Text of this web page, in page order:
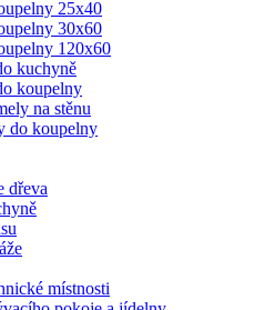
25x40
30x60
120x60
kuchyně
koupelny
na stěnu
do koupelny
dřeva
místnosti